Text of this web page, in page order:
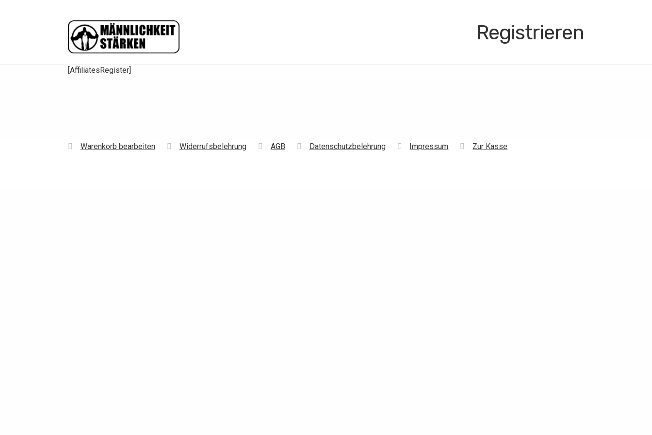
Zur
Navigation
springen
Zum
Inhalt
springen
Registrieren
[AffiliatesRegister]
Warenkorb bearbeiten Widerrufsbelehrung AGB Datenschutzbelehrung Impressum Zur Kasse